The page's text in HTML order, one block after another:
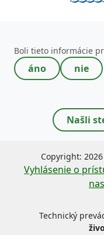
Boli tieto informácie
áno nie
Toto pole
Našli
Copyright:
Vyhlásenie o
Technický